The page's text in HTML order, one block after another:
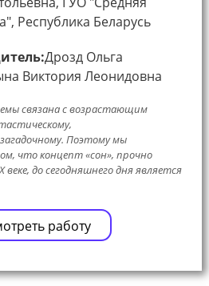
Республика Беларусь
Дрозд Ольга
Виктория Леонидовна
связана с возрастающим
Поэтому мы
что концепт «сон», прочно
до сегодняшнего дня является
работу